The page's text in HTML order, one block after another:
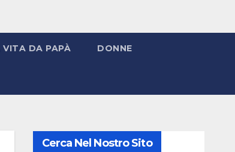
DA PAPÀ DONNE
Cerca Nel Nostro Sito